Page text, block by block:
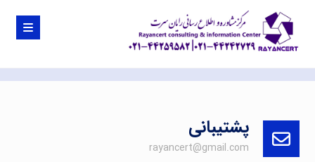
پشتیبانی
rayancert@gmail.com